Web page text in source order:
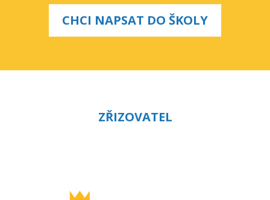
CHCI NAPSAT DO ŠKOLY
ZŘIZOVATEL